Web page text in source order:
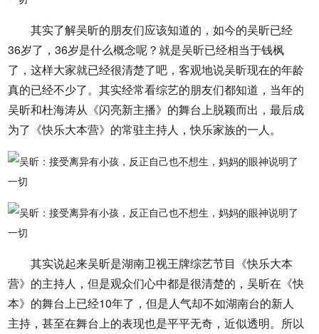
其实了解吴昕的朋友们应该知道的，如今的吴昕已经
36岁了，36岁是什么概念呢？就是吴昕已经相当于钱枫
了，这样大家就已经很清楚了吧，客观地说吴昕现在的年龄
真的已经不少了。其实经常看综艺的朋友们都知道，当年的
吴昕和杜海涛从《闪亮新主播》的舞台上脱颖而出，最后成
为了《快乐大本营》的常驻主持人，快乐家族的一人。
其实说起来吴昕是湖南卫视王牌综艺节目《快乐大本
营》的主持人，但是观众们心中都是很清楚的，吴昕在《快
本》的舞台上已经10年了，但是人气却不如湖南台的新人
主持，甚至在舞台上的表现也是平平无奇，近似透明。所以